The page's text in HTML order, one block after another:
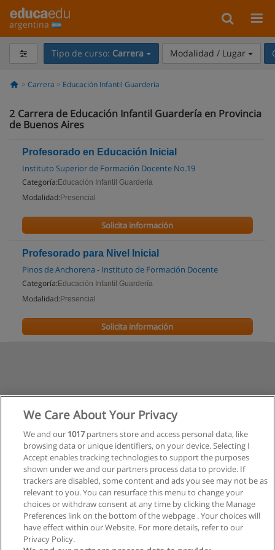
argentina
Tipo de curso: Carrera Modalidad / Lugar
Carrera Educación Infantil Guardería
2 Carrera de Educación Infantil Guardería en Provincia
de Buenos Aires
Profesorado en Educación Inicial
Instituto Superior de Formación Docente No.19
Categoría: Educación Infantil Guardería
Modalidad: Presencial
Solicita información
Profesorado para Nivel Inicial
Pinos de Anchorena - Instituto de Formación Docente
Categoría: Educación Infantil Guardería
Modalidad: Presencial
Solicita información
We Care About Your Privacy
We and our 1017partners store and access personal data, like
browsing data or unique identifiers, on your device. Selecting I
Accept enables tracking technologies to support the purposes
shown under we and our partners process data to provide. If
trackers are disabled, some content and ads you see may not be as
relevant to you. You can resurface this menu to change your
choices or withdraw consent at any time by clicking the Manage
Preferences link on the bottom of the webpage . Your choices will
have effect within our Website. For more details, refer to our
Privacy Policy.